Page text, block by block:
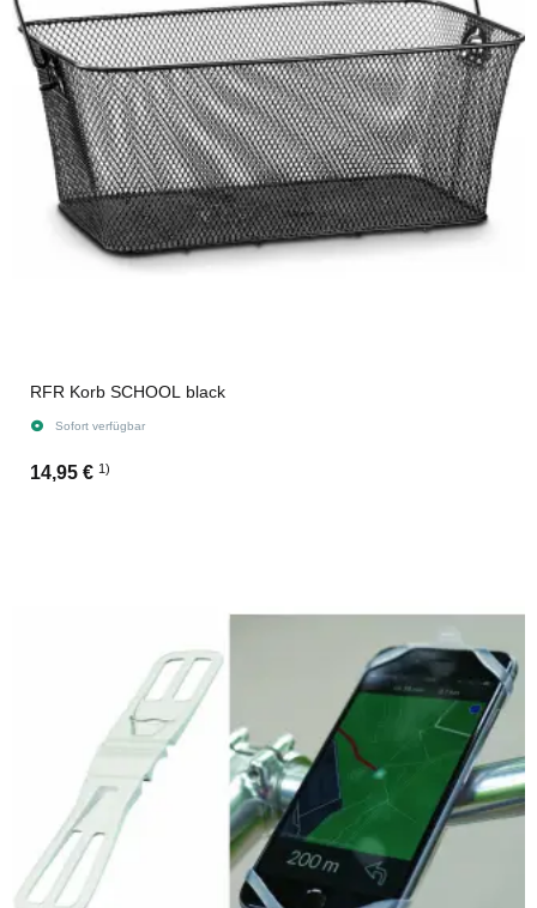
RFR Korb SCHOOL black
Sofort verfügbar
14,95 € 1)